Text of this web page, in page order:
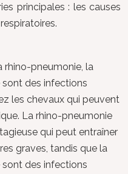
principales : les causes
rhino-pneumonie, la
des infections
les chevaux qui peuvent
La rhino-pneumonie
qui peut entraîner
graves, tandis que la
des infections